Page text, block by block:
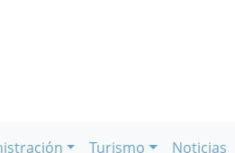
Turismo Noticias